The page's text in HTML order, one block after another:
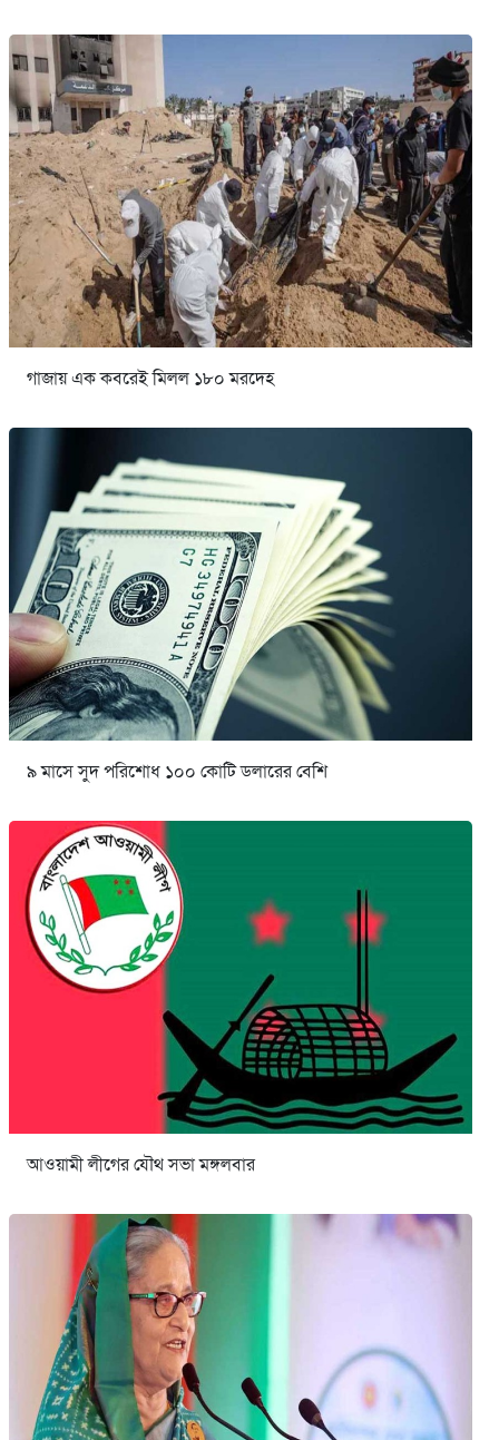
গাজায় এক কবরেই মিলল ১৮০ মরদেহ
৯ মাসে সুদ পরিশোধ ১০০ কোটি ডলারের বেশি
আওয়ামী লীগের যৌথ সভা মঙ্গলবার